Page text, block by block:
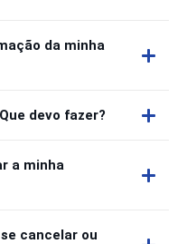
da minha
devo fazer?
a minha
cancelar ou